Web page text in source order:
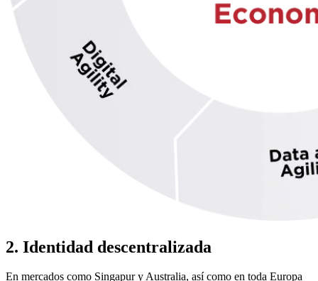
2. Identidad descentralizada
En mercados como Singapur y Australia, así como en toda Europa